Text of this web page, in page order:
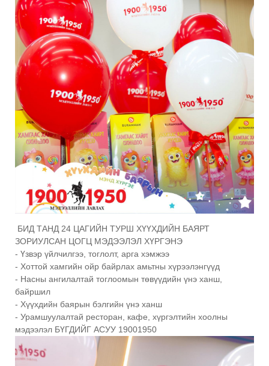
БИД ТАНД 24 ЦАГИЙН ТУРШ ХҮҮХДИЙН БАЯРТ
ЗОРИУЛСАН ЦОГЦ МЭДЭЭЛЭЛ ХҮРГЭНЭ
- Үзвэр үйлчилгээ, тоглолт, арга хэмжээ
- Хоттой хамгийн ойр байрлах амьтны хүрээлэнгүүд
- Насны ангилалтай тоглоомын төвүүдийн үнэ ханш,
байршил
- Хүүхдийн баярын бэлгийн үнэ ханш
- Урамшуулалтай ресторан, кафе, хүргэлтийн хоолны
мэдээлэл БҮГДИЙГ АСУУ 19001950